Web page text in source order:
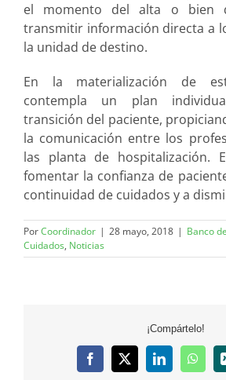
el momento del alta o bien
transmitir información directa a
la unidad de destino.
En la materialización de
contempla un plan
transición del paciente,
la comunicación entre los
las planta de hospitalización.
fomentar la confianza de
continuidad de cuidados y a
PorCoordinador | 28 mayo, 2018 | Banco
Cuidados, Noticias
¡Compártelo!
Facebook
X LinkedIn